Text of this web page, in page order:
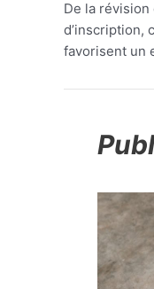
De la
d’inscription,
favorisent un